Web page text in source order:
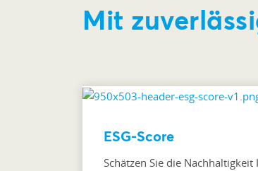
Mit
ESG-Score
Schätzen Sie die Nachhaltigkeit